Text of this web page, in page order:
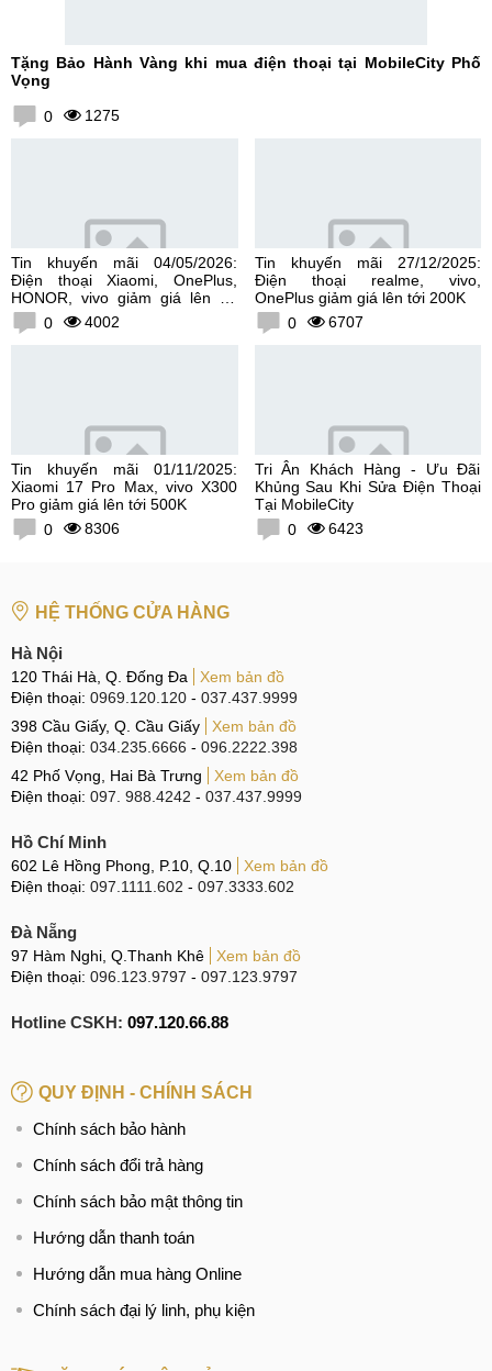
Tặng Bảo Hành Vàng khi mua điện thoại tại MobileCity Phố
Vọng
0 1275
Tin khuyến mãi 04/05/2026:
Điện thoại Xiaomi, OnePlus,
HONOR, vivo giảm giá lên tới
300K0 4002
Tin khuyến mãi 27/12/2025:
Điện thoại realme, vivo,
OnePlus giảm giá lên tới 200K
0
6707
Tin khuyến mãi 01/11/2025:
Xiaomi 17 Pro Max, vivo X300
Pro giảm giá lên tới 500K
0
8306
Tri Ân Khách Hàng - Ưu Đãi
Khủng Sau Khi Sửa Điện Thoại
Tại MobileCity
0
6423
HỆ THỐNG CỬA HÀNG
Hà Nội
120 Thái Hà, Q. Đống Đa
Xem bản đồ
Điện thoại: 0969.120.120 - 037.437.9999
398 Cầu Giấy, Q. Cầu Giấy
Xem bản đồ
Điện thoại: 034.235.6666 - 096.2222.398
42 Phố Vọng, Hai Bà Trưng
Xem bản đồ
Điện thoại: 097. 988.4242 - 037.437.9999
Hồ Chí Minh
602 Lê Hồng Phong, P.10, Q.10
Xem bản đồ
Điện thoại: 097.1111.602 - 097.3333.602
Đà Nẵng
97 Hàm Nghi, Q.Thanh Khê
Xem bản đồ
Điện thoại: 096.123.9797 - 097.123.9797
Hotline CSKH: 097.120.66.88
QUY ĐỊNH - CHÍNH SÁCH
Chính sách bảo hành
Chính sách đổi trả hàng
Chính sách bảo mật thông tin
Hướng dẫn thanh toán
Hướng dẫn mua hàng Online
Chính sách đại lý linh, phụ kiện